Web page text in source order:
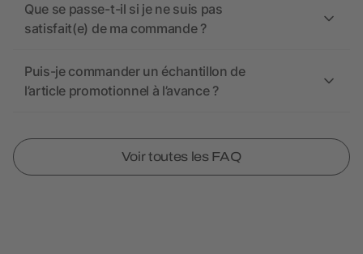
Que se passe-t-il si je ne suis pas
satisfait(e) de ma commande ?
Puis-je commander un échantillon de
l’article promotionnel à l’avance ?
Voir toutes les FAQ